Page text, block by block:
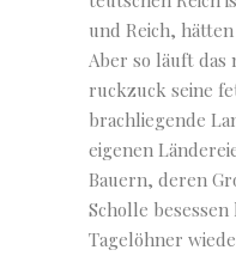
und Reich,
Aber so läuft das
ruckzuck seine
brachliegende
eigenen
Bauern, deren
Scholle
Tagelöhner